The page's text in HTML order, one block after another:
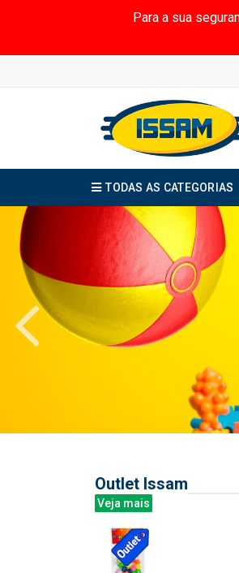
Para a sua
TODAS AS CATEGORIAS
Outlet Issam
Veja mais